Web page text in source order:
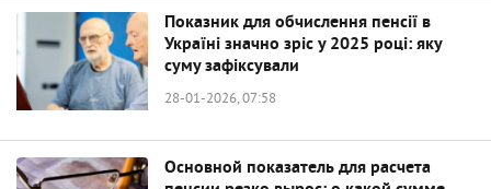
Показник для обчислення пенсії в
Україні значно зріс у 2025 році: яку
суму зафіксували
28-01-2026, 07:58
Основной показатель для расчета